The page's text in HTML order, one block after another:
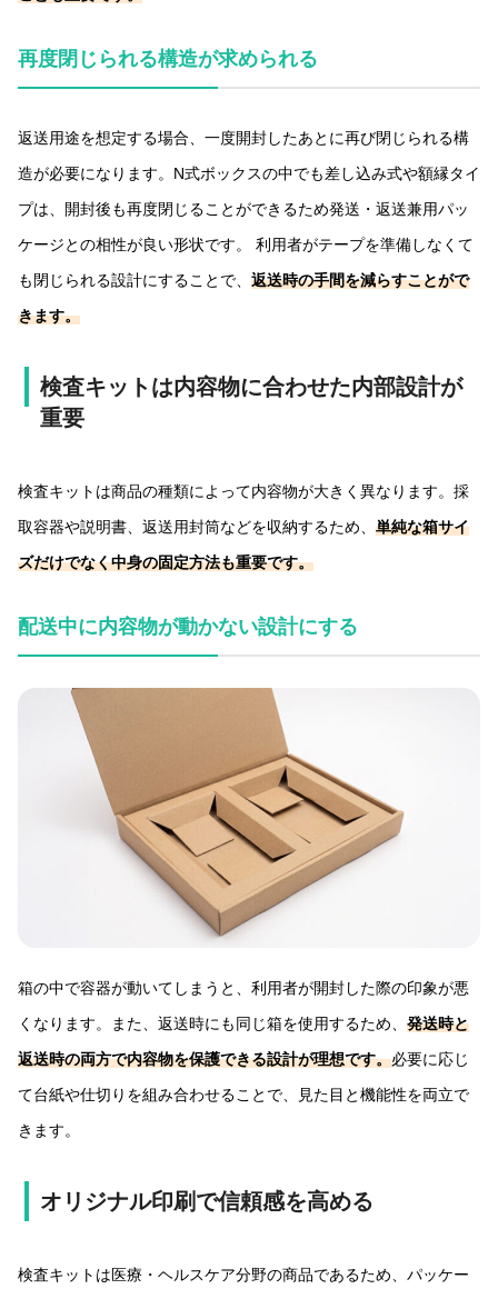
再度閉じられる構造が求められる
返送用途を想定する場合、一度開封したあとに再び閉じられる構
造が必要になります。N式ボックスの中でも差し込み式や額縁タイ
プは、開封後も再度閉じることができるため発送・返送兼用パッ
ケージとの相性が良い形状です。 利用者がテープを準備しなくて
も閉じられる設計にすることで、 返送時の手間を減らすことがで
きます。
検査キットは内容物に合わせた内部設計が
重要
検査キットは商品の種類によって内容物が大きく異なります。採
取容器や説明書、返送用封筒などを収納するため、 単純な箱サイ
ズだけでなく中身の固定方法も重要です。
配送中に内容物が動かない設計にする
箱の中で容器が動いてしまうと、利用者が開封した際の印象が悪
くなります。また、返送時にも同じ箱を使用するため、 発送時と
返送時の両方で内容物を保護できる設計が理想です。必要に応じ
て台紙や仕切りを組み合わせることで、見た目と機能性を両立で
きます。
オリジナル印刷で信頼感を高める
検査キットは医療・ヘルスケア分野の商品であるため、パッケー